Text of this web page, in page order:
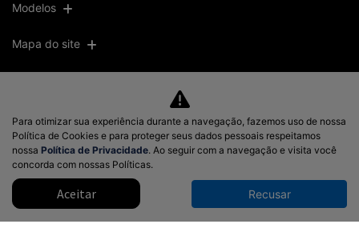
Modelos
Mapa do site
CNPJ: 51.572.871/0001-10
Desacelere. Seu bem maior é a vida.
Para otimizar sua experiência durante a navegação, fazemos uso de nossa
Política de Cookies e para proteger seus dados pessoais respeitamos
nossa Política de Privacidade. Ao seguir com a navegação e visita você
concorda com nossas Políticas.
Aceitar Recusar